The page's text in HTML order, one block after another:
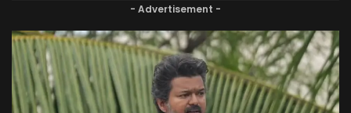
- Advertisement -